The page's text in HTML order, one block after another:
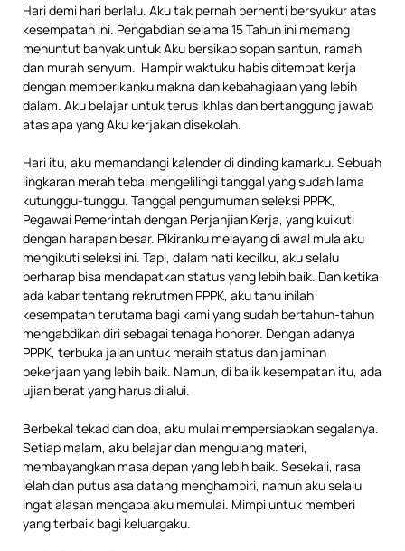
Hari demi hari berlalu. Aku tak pernah berhenti bersyukur atas
kesempatan ini. Pengabdian selama 15 Tahun ini memang
menuntut banyak untuk Aku bersikap sopan santun, ramah
dan murah senyum. Hampir waktuku habis ditempat kerja
dengan memberikanku makna dan kebahagiaan yang lebih
dalam. Aku belajar untuk terus Ikhlas dan bertanggung jawab
atas apa yang Aku kerjakan disekolah.
Hari itu, aku memandangi kalender di dinding kamarku. Sebuah
lingkaran merah tebal mengelilingi tanggal yang sudah lama
kutunggu-tunggu. Tanggal pengumuman seleksi PPPK,
Pegawai Pemerintah dengan Perjanjian Kerja, yang kuikuti
dengan harapan besar. Pikiranku melayang di awal mula aku
mengikuti seleksi ini. Tapi, dalam hati kecilku, aku selalu
berharap bisa mendapatkan status yang lebih baik. Dan ketika
ada kabar tentang rekrutmen PPPK, aku tahu inilah
kesempatan terutama bagi kami yang sudah bertahun-tahun
mengabdikan diri sebagai tenaga honorer. Dengan adanya
PPPK, terbuka jalan untuk meraih status dan jaminan
pekerjaan yang lebih baik. Namun, di balik kesempatan itu, ada
ujian berat yang harus dilalui.
Berbekal tekad dan doa, aku mulai mempersiapkan segalanya.
Setiap malam, aku belajar dan mengulang materi,
membayangkan masa depan yang lebih baik. Sesekali, rasa
lelah dan putus asa datang menghampiri, namun aku selalu
ingat alasan mengapa aku memulai. Mimpi untuk memberi
yang terbaik bagi keluargaku.